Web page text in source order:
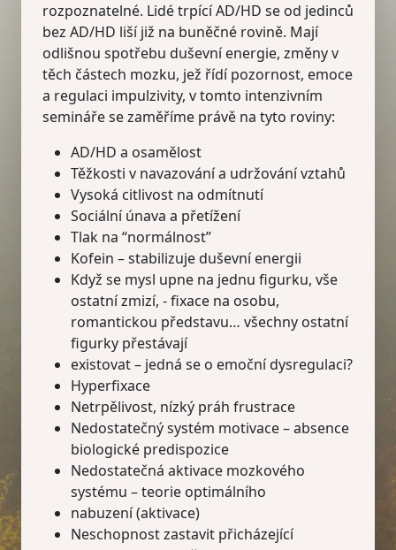
rozpoznatelné. Lidé trpící AD/HD se od jedinců
bez AD/HD liší již na buněčné rovině. Mají
odlišnou spotřebu duševní energie, změny v
těch částech mozku, jež řídí pozornost, emoce
a regulaci impulzivity, v tomto intenzivním
semináře se zaměříme právě na tyto roviny:
AD/HD a osamělost
Těžkosti v navazování a udržování vztahů
Vysoká citlivost na odmítnutí
Sociální únava a přetížení
Tlak na “normálnost”
Kofein – stabilizuje duševní energii
Když se mysl upne na jednu figurku, vše
ostatní zmizí, - fixace na osobu,
romantickou představu… všechny ostatní
figurky přestávají
existovat – jedná se o emoční dysregulaci?
Hyperfixace
Netrpělivost, nízký práh frustrace
Nedostatečný systém motivace – absence
biologické predispozice
Nedostatečná aktivace mozkového
systému – teorie optimálního
nabuzení (aktivace)
Neschopnost zastavit přicházející